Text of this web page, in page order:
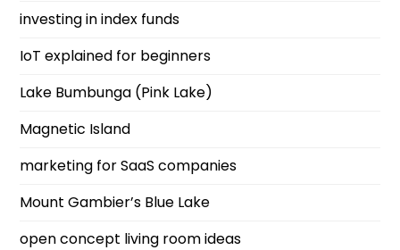
investing in index funds
IoT explained for beginners
Lake Bumbunga (Pink Lake)
Magnetic Island
marketing for SaaS companies
Mount Gambier’s Blue Lake
open concept living room ideas